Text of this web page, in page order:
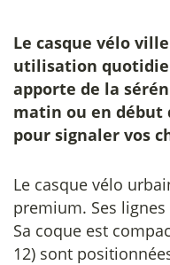
Lecasque vélo
utilisation
apporte de la
matin ou en début
pour signaler vos
Le casque vélo
premium. Ses
Sa coque est
12) sont